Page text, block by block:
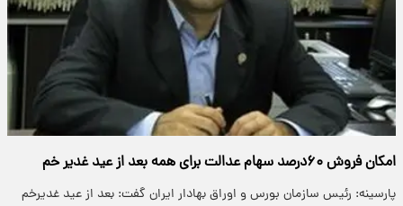
امکان فروش ۶۰درصد سهام عدالت برای همه بعد از عید غدیر خم
پارسینه: رئیس سازمان بورس و اوراق بهادار ایران گفت: بعد از عید غدیرخم